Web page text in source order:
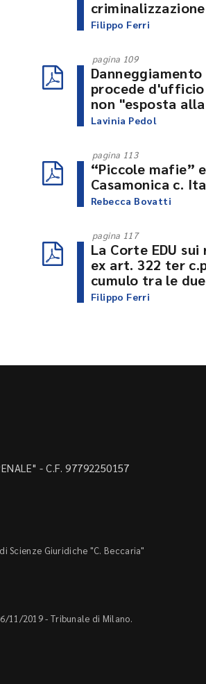
Filippo Ferri
pagina 109
procede
non "esposta
Lavinia Pedol
pagina 113
“Piccole mafie”
Casamonica c.
Rebecca Bovatti
pagina 117
La Corte EDU
ex art. 322 ter
cumulo tra le
Filippo Ferri
- C.F. 97792250157
Scienze Giuridiche "C. Beccaria"
11/2019 - Tribunale di Milano.